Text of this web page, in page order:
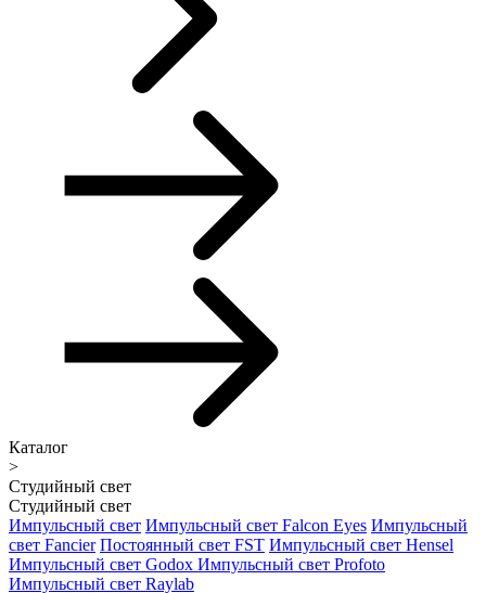
Каталог
>
Студийный свет
Студийный свет
Импульсный свет Импульсный свет Falcon Eyes Импульсный
свет Fancier Постоянный свет FST Импульсный свет Hensel
Импульсный свет Godox Импульсный свет Profoto
Импульсный свет Raylab